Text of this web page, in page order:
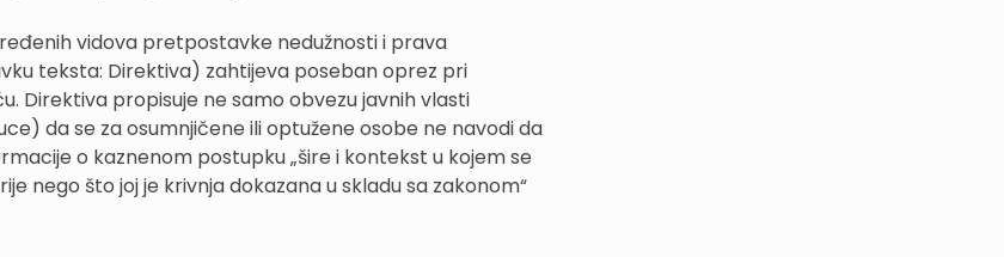
vidova pretpostavke nedužnosti i prava
teksta: Direktiva) zahtijeva poseban oprez pri
Direktiva propisuje ne samo obvezu javnih vlasti
da se za osumnjičene ili optužene osobe ne navodi da
o kaznenom postupku „šire i kontekst u kojem se
nego što joj je krivnja dokazana u skladu sa zakonom“